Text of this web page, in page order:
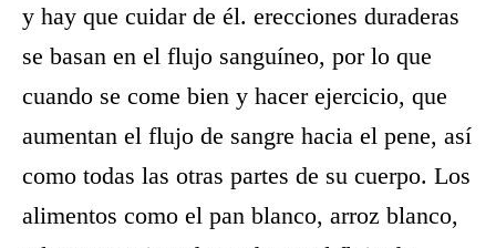
y hay que cuidar de él. erecciones duraderas
se basan en el flujo sanguíneo, por lo que
cuando se come bien y hacer ejercicio, que
aumentan el flujo de sangre hacia el pene, así
como todas las otras partes de su cuerpo. Los
alimentos como el pan blanco, arroz blanco,